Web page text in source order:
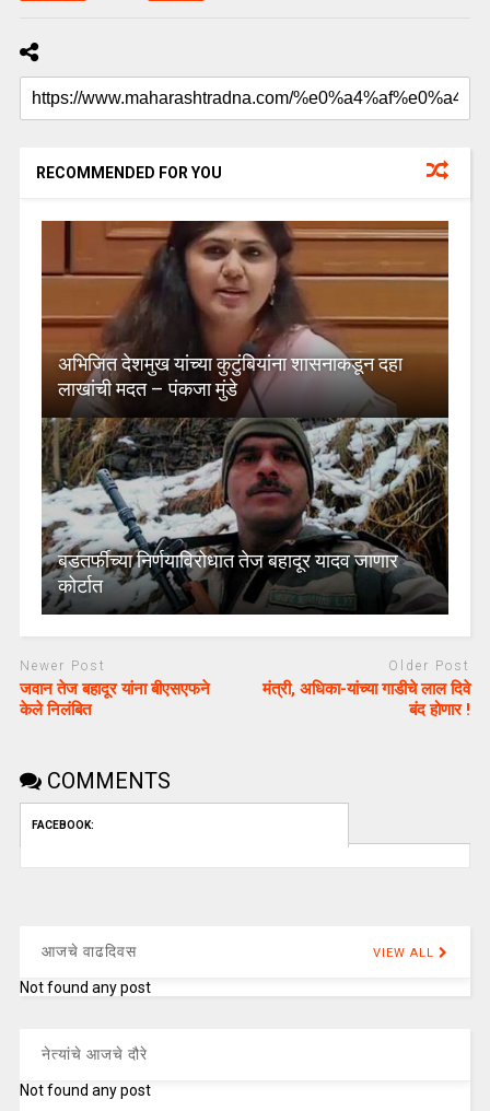
RECOMMENDED FOR YOU
अभिजित देशमुख यांच्या कुटुंबियांना शासनाकडून दहा
लाखांची मदत – पंकजा मुंडे
बडतर्फीच्या निर्णयाविरोधात तेज बहादूर यादव जाणार
कोर्टात
Newer Post
जवान तेज बहादूर यांना बीएसएफने
केले निलंबित
Older Post
मंत्री, अधिका-यांच्या गाडीचे लाल दिवे
बंद होणार !
COMMENTS
FACEBOOK:
आजचे वाढदिवस VIEW ALL
Not found any post
नेत्यांचे आजचे दौरे
Not found any post